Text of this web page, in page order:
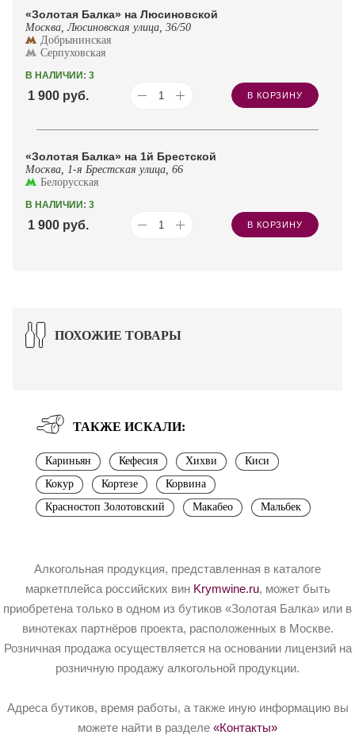
«Золотая Балка» на Люсиновской
Москва, Люсиновская улица, 36/50
Добрынинская
Серпуховская
В НАЛИЧИИ: 3
1 900 руб. В КОРЗИНУ
«Золотая Балка» на 1й Брестской
Москва, 1-я Брестская улица, 66
Белорусская
В НАЛИЧИИ: 3
1 900 руб. В КОРЗИНУ
ПОХОЖИЕ ТОВАРЫ
ТАКЖЕ ИСКАЛИ:
Кариньян Кефесия Хихви
Киси
Кокур
Кортезе
Корвина
Красностоп Золотовский
Макабео Мальбек
Алкогольная продукция, представленная в каталоге
маркетплейса российских вин Krymwine.ru, может быть
приобретена только в одном из бутиков «Золотая Балка» или в
винотеках партнёров проекта, расположенных в Москве.
Розничная продажа осуществляется на основании лицензий на
розничную продажу алкогольной продукции.
Адреса бутиков, время работы, а также иную информацию вы
можете найти в разделе «Контакты»